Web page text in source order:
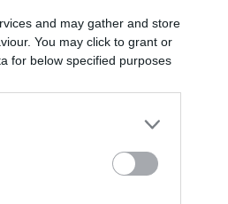
and may gather and store
You may click to grant or
for below specified purposes
Csődbe ment a
kerékpárgyártás
Egyszer fent,
évvel ezelőtti
fotógyűjtemény
Ilyenek eddig a
hőhullám miatt
Nem biztató: a